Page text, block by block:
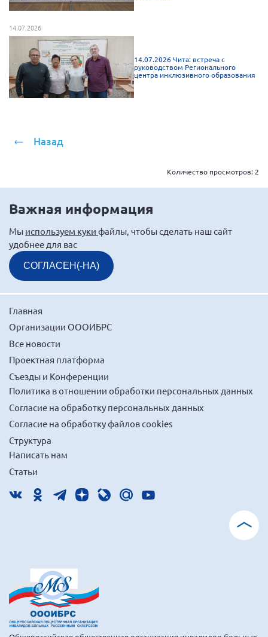
14.07.2026
14.07.2026 Чита: встреча с
руководством Регионального
центра инклюзивного образования
Назад
Количество просмотров: 2
Важная информация
Мы используем куки файлы, чтобы сделать наш сайт
удобнее для вас
СОГЛАСЕН(-НА)
Главная
Организации ОООИБРС
Все новости
Проектная платформа
Съезды и Конференции
Политика в отношении обработки персональных данных
Согласие на обработку персональных данных
Согласие на обработку файлов cookies
Структура
Написать нам
Статьи